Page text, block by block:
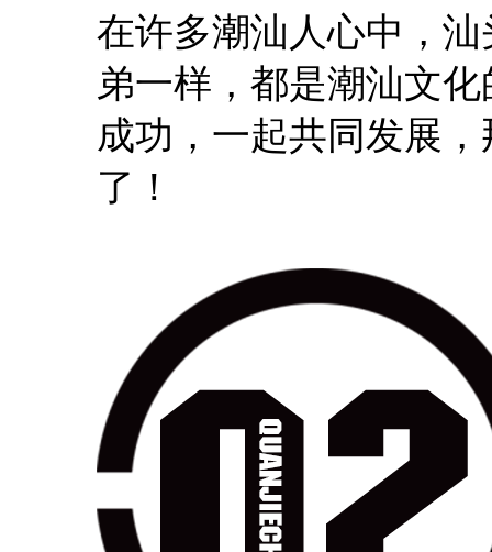
在许多潮汕人心中，
弟一样，都是潮汕文
成功，一起共同发展
了！